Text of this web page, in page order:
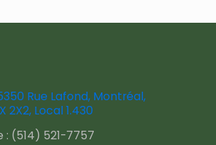
Rue Lafond, Montréal,
2X2, Local 1.430
: (514) 521-7757